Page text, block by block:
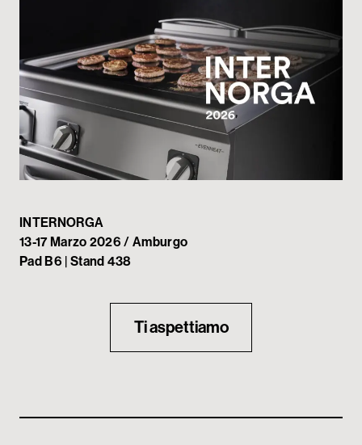
My Tecnoinox
INTERNORGA
13-17 Marzo 2026 / Amburgo
Pad B6 | Stand 438
Ti aspettiamo